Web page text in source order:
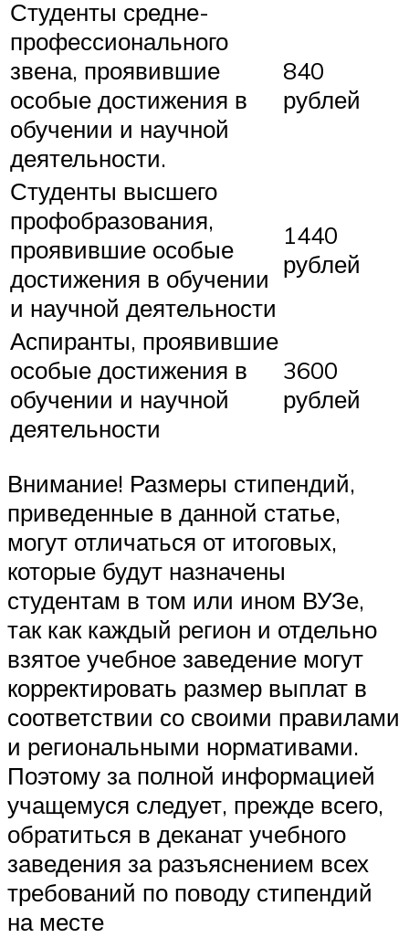
Студенты средне-
профессионального
звена, проявившие
особые достижения в
обучении и научной
деятельности.
840
рублей
Студенты высшего
профобразования,
проявившие особые
достижения в обучении
и научной деятельности
1440
рублей
Аспиранты, проявившие
особые достижения в
обучении и научной
деятельности
3600
рублей
Внимание! Размеры стипендий,
приведенные в данной статье,
могут отличаться от итоговых,
которые будут назначены
студентам в том или ином ВУЗе,
так как каждый регион и отдельно
взятое учебное заведение могут
корректировать размер выплат в
соответствии со своими правилами
и региональными нормативами.
Поэтому за полной информацией
учащемуся следует, прежде всего,
обратиться в деканат учебного
заведения за разъяснением всех
требований по поводу стипендий
на месте